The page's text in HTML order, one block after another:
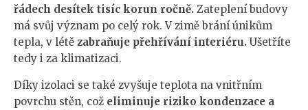
řádech desítek tisíc korun ročně. Zateplení budovy
má svůj význam po celý rok. V zimě brání únikům
tepla, v létě zabraňuje přehřívání interiéru. Ušetříte
tedy i za klimatizaci.
Díky izolaci se také zvyšuje teplota na vnitřním
povrchu stěn, což eliminuje riziko kondenzace a